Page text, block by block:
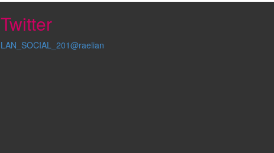
Twitter
LAN_SOCIAL_201@raelian